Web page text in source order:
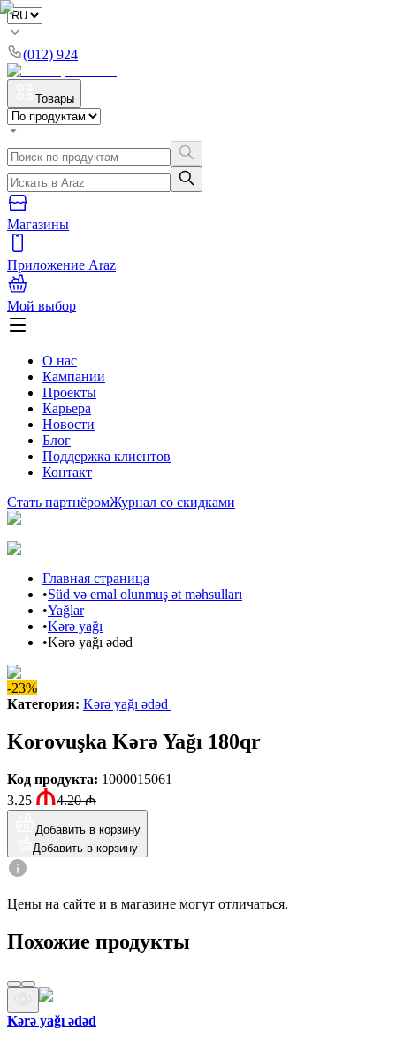
(012) 924
Товары
Магазины
Приложение Araz
Мой выбор
О нас
Кампании
Проекты
Карьера
Новости
Блог
Поддержка клиентов
Контакт
Стать партнёромЖурнал со скидками
Главная страница
•Süd və emal olunmuş ət məhsulları
•Yağlar
•Kərə yağı
•Kərə yağı ədəd
-23%
Категория: Kərə yağı ədəd
Korovuşka Kərə Yağı 180qr
Код продукта: 1000015061
3.25
4.20₼
Добавить в корзину
Добавить в корзину
Цены на сайте и в магазине могут отличаться.
Похожие продукты
Kərə yağı ədəd